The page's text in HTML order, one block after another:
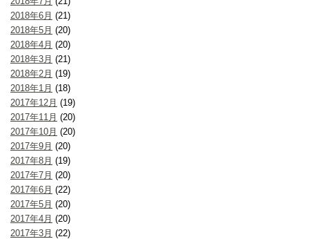
2018年6月 (21)
2018年5月 (20)
2018年4月 (20)
2018年3月 (21)
2018年2月 (19)
2018年1月 (18)
2017年12月 (19)
2017年11月 (20)
2017年10月 (20)
2017年9月 (20)
2017年8月 (19)
2017年7月 (20)
2017年6月 (22)
2017年5月 (20)
2017年4月 (20)
2017年3月 (22)